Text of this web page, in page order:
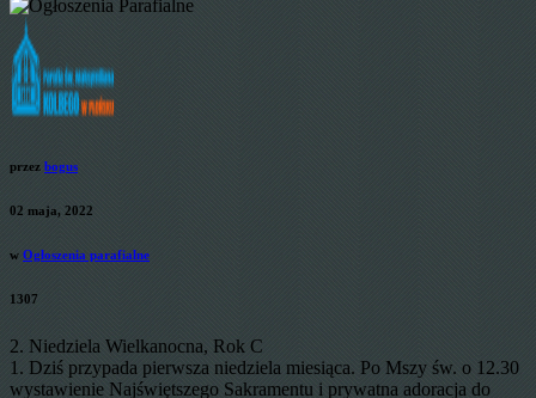
przez bogus
02 maja, 2022
w Ogłoszenia parafialne
1307
2. Niedziela Wielkanocna, Rok C
1. Dziś przypada pierwsza niedziela miesiąca. Po Mszy św. o 12.30
wystawienie Najświętszego Sakramentu i prywatna adoracja do